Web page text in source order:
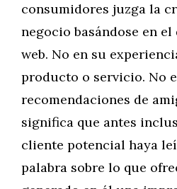
consumidores juzga la
negocio basándose en
web. No en su
producto o servicio. No
recomendaciones de
significa que antes
cliente potencial haya
palabra sobre lo que